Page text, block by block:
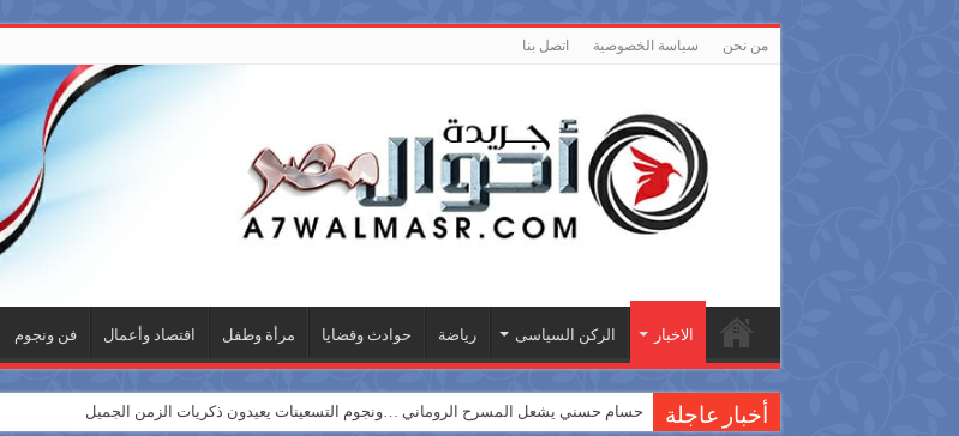
من نحن سياسة الخصوصية اتصل بنا
الاخبار الركن السياسى رياضة حوادث وقضايا مرأة وطفل اقتصاد وأعمال فن ونجوم
أخبار عاجلة حسام حسني يشعل المسرح الروماني …ونجوم التسعينات يعيدون ذكريات الزمن الجميل